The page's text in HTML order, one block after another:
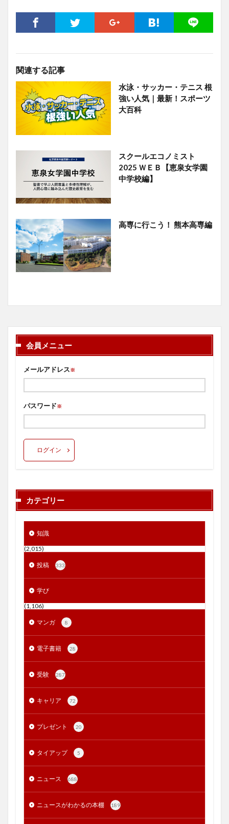
関連する記事
水泳・サッカー・テニス 根
強い人気｜最新！スポーツ
大百科
スクールエコノミスト
2025 ＷＥＢ【恵泉女学園
中学校編】
高専に行こう！ 熊本高専編
会員メニュー
メールアドレス※
パスワード※
ログイン
カテゴリー
知識
(2,015)
投稿 333
学び
(1,106)
マンガ 8
電子書籍 28
受験 287
キャリア 72
プレゼント 20
タイアップ 5
ニュース 688
ニュースがわかるの本棚 189